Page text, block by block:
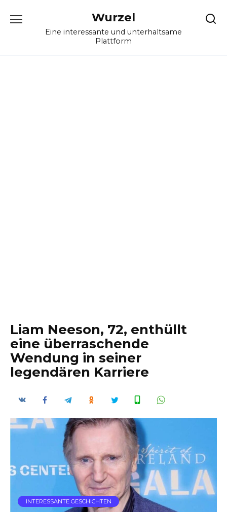
Wurzel
Eine interessante und unterhaltsame
Plattform
Liam Neeson, 72, enthüllt
eine überraschende
Wendung in seiner
legendären Karriere
INTERESSANTE GESCHICHTEN